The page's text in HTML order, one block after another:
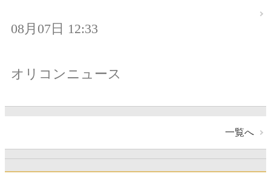
08月07日 12:33
オリコンニュース
一覧へ